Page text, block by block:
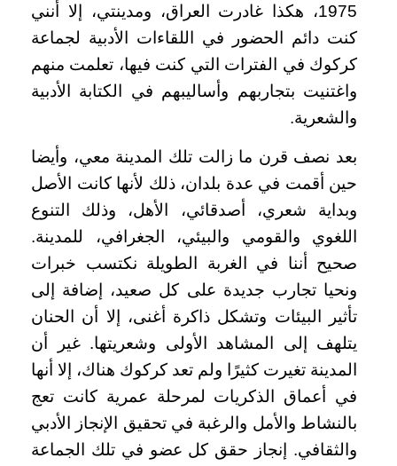
1975، هكذا غادرت العراق، ومدينتي، إلا أنني
كنت دائم الحضور في اللقاءات الأدبية لجماعة
كركوك في الفترات التي كنت فيها، تعلمت منهم
واغتنيت بتجاربهم وأساليبهم في الكتابة الأدبية
والشعرية.
بعد نصف قرن ما زالت تلك المدينة معي، وأيضا
حين أقمت في عدة بلدان، ذلك لأنها كانت الأصل
وبداية شعري، أصدقائي، الأهل، وذلك التنوع
اللغوي والقومي والبيئي، الجغرافي، للمدينة.
صحيح أننا في الغربة الطويلة نكتسب خبرات
ونحيا تجارب جديدة على كل صعيد، إضافة إلى
تأثير البيئات وتشكل ذاكرة أغنى، إلا أن الحنان
يتلهف إلى المشاهد الأولى وشعريتها. غير أن
المدينة تغيرت كثيرًا ولم تعد كركوك هناك، إلا أنها
في أعماق الذكريات لمرحلة عمرية كانت تعج
بالنشاط والأمل والرغبة في تحقيق الإنجاز الأدبي
والثقافي. إنجاز حقق كل عضو في تلك الجماعة